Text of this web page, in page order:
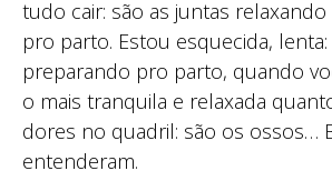
tudo cair: são as juntas
pro parto. Estou esquecida,
preparando pro parto, quando
o mais tranquila e relaxada
dores no quadril: são os ossos…
entenderam.